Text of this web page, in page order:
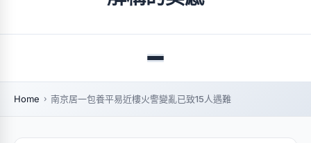
Menu
Home 南京居一包養平易近樓火警變亂已致15人遇難